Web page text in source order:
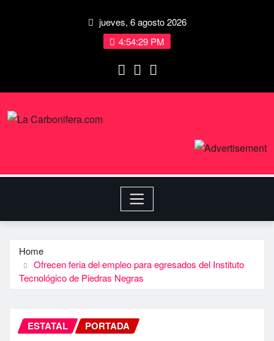
jueves, 6 agosto 2026
4:54:30 PM
Home
Ofrecen feria del empleo para egresados del Instituto
Tecnológico de Piedras Negras
ESTATAL PORTADA